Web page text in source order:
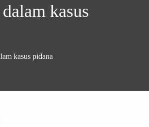
kasus
kasus pidana